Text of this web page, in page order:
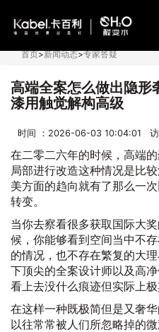
首页>新闻动态>专家答疑
高端全案怎么做出隐形
漆用触觉解构高级
时间 ：2026-06-03 10:04:01 访
在二零二六年的时候，高端
局部进行改造这种情况是比
美方面的趋向就有了那么一
转变。
当你去察看很多获取国际大
候，你能够看到空间当中不
的情况，也不存在繁复的大
下顶尖的全案设计师以及高
看上去没什么痕迹但实际上极
在这样一种既极简但是又奢
以往常常被人们所忽略掉的